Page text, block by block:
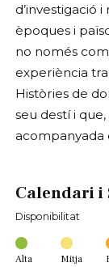
d’investigació
èpoques i
no només
experiència
Històries de
seu destí i
acompanyada
Calendari i
Disponibilitat
Alta Mitja